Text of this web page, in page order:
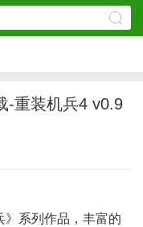
-重装机兵4 v0.9
》系列作品，丰富的